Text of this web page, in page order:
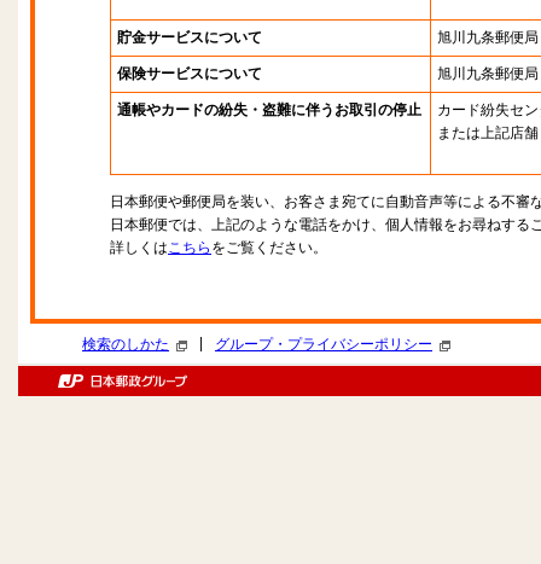
貯金サービスについて 旭川九条郵便局
保険サービスについて 旭川九条郵便局
通帳やカードの紛失・盗難に伴うお取引の停止
カード紛失セ
または上記店舗
日本郵便や郵便局を装い、お客さま宛てに自動音声等による不審
日本郵便では、上記のような電話をかけ、個人情報をお尋ねする
詳しくはこちら をご覧ください。
検索のしかた グループ・プライバシーポリシー